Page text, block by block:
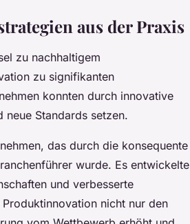
aus der Praxis
zu nachhaltigem
zu signifikanten
konnten durch innovative
Standards setzen.
das durch die konsequente
wurde. Es entwickelte
und verbesserte
nicht nur den